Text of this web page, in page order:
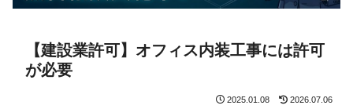
【建設業許可】オフィス内装工事には許可
が必要
2025.01.08 2026.07.06